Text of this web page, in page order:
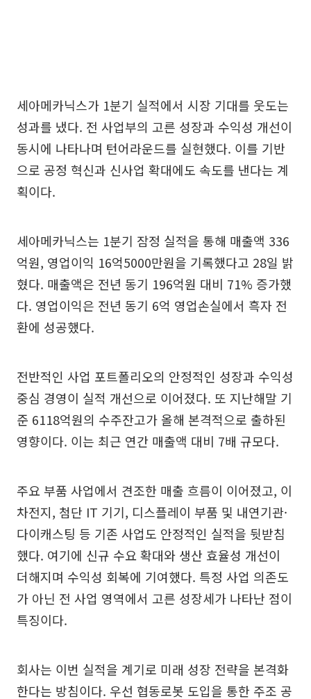
세아메카닉스가 1분기 실적에서 시장 기대를 웃도는
성과를 냈다. 전 사업부의 고른 성장과 수익성 개선이
동시에 나타나며 턴어라운드를 실현했다. 이를 기반
으로 공정 혁신과 신사업 확대에도 속도를 낸다는 계
획이다.
세아메카닉스는 1분기 잠정 실적을 통해 매출액 336
억원, 영업이익 16억5000만원을 기록했다고 28일 밝
혔다. 매출액은 전년 동기 196억원 대비 71% 증가했
다. 영업이익은 전년 동기 6억 영업손실에서 흑자 전
환에 성공했다.
전반적인 사업 포트폴리오의 안정적인 성장과 수익성
중심 경영이 실적 개선으로 이어졌다. 또 지난해말 기
준 6118억원의 수주잔고가 올해 본격적으로 출하된
영향이다. 이는 최근 연간 매출액 대비 7배 규모다.
주요 부품 사업에서 견조한 매출 흐름이 이어졌고, 이
차전지, 첨단 IT 기기, 디스플레이 부품 및 내연기관·
다이캐스팅 등 기존 사업도 안정적인 실적을 뒷받침
했다. 여기에 신규 수요 확대와 생산 효율성 개선이
더해지며 수익성 회복에 기여했다. 특정 사업 의존도
가 아닌 전 사업 영역에서 고른 성장세가 나타난 점이
특징이다.
회사는 이번 실적을 계기로 미래 성장 전략을 본격화
한다는 방침이다. 우선 협동로봇 도입을 통한 주조 공